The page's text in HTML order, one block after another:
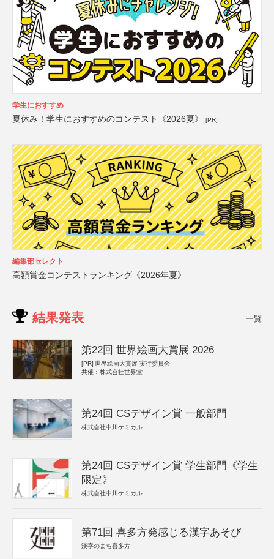
学生におすすめ
夏休み！学生におすすめのコンテスト《2026夏》 [PR]
編集部セレクト
高額賞金コンテストランキング《2026年夏》
結果発表 一覧
第22回 世界絵画大賞展 2026
[PR] 世界絵画大賞展 実行委員会
共催：株式会社世界堂
第24回 CSデザイン賞 一般部門
株式会社中川ケミカル
第24回 CSデザイン賞 学生部門《学生
限定》
株式会社中川ケミカル
第71回 喜多方発感じる漢字あそび
漢字のまち喜多方